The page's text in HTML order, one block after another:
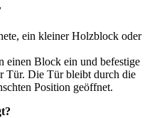
ein kleiner Holzblock oder
einen Block ein und befestige
Tür. Die Tür bleibt durch die
Position geöffnet.